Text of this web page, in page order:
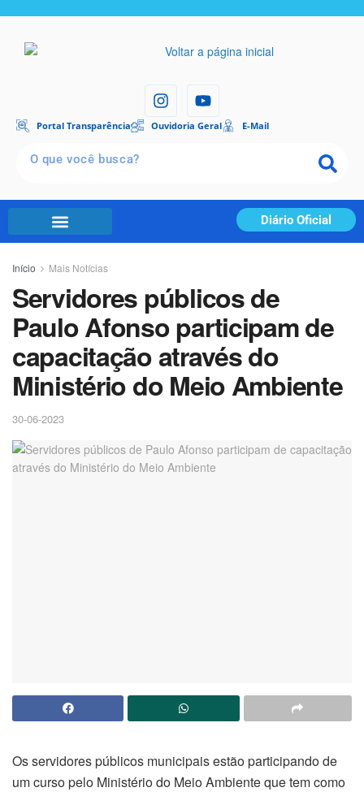
Portal Transparência Ouvidoria Geral E-Mail
Diário Oficial
Início Mais Notícias
Servidores públicos de
Paulo Afonso participam de
capacitação através do
Ministério do Meio Ambiente
30-06-2023
Os servidores públicos municipais estão participando de
um curso pelo Ministério do Meio Ambiente que tem como